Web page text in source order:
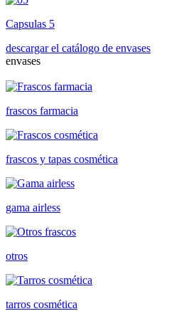
Capsulas 5
descargar el catálogo de envases
envases
frascos farmacia
frascos y tapas cosmética
gama airless
otros
tarros cosmética